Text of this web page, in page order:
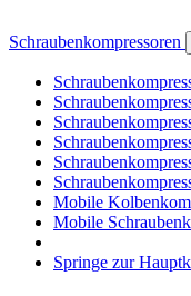
Schraubenkompressoren
Mobile
Mobile
Springe zur